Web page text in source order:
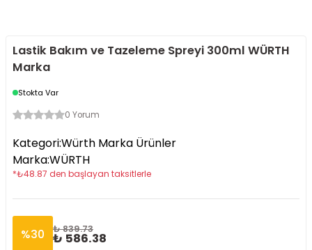
Lastik Bakım ve Tazeleme Spreyi 300ml WÜRTH
Marka
Stokta Var
0 Yorum
Kategori:Würth Marka Ürünler
Marka:WÜRTH
*₺48.87 den başlayan taksitlerle
%30 ₺ 839.73
₺ 586.38